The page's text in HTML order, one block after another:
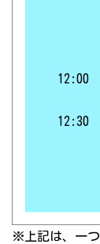
12:00
12:30
※上記は、一